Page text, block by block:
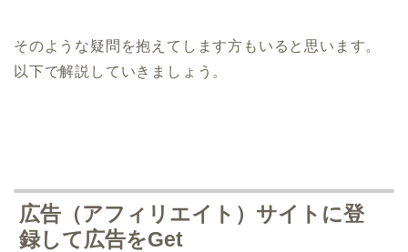
そのような疑問を抱えてします方もいると思います。
以下で解説していきましょう。
広告（アフィリエイト）サイトに登
録して広告をGet